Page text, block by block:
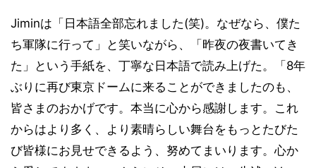
Jiminは「日本語全部忘れました(笑)。なぜなら、僕た
ち軍隊に行って」と笑いながら、「昨夜の夜書いてき
た」という手紙を、丁寧な日本語で読み上げた。「8年
ぶりに再び東京ドームに来ることができましたのも、
皆さまのおかげです。本当に心から感謝します。これ
からはより多く、より素晴らしい舞台をもっとたびた
び皆様にお見せできるよう、努めてまいります。心か